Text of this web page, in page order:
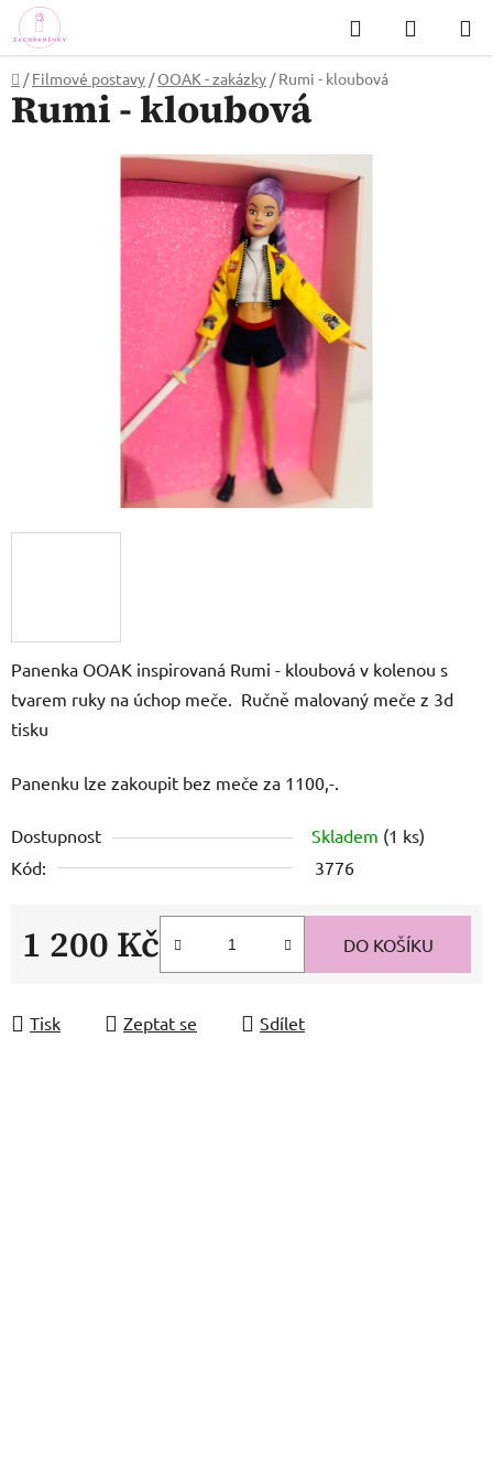
Přejít
na
obsah
Hledat
KOŠÍK
Domů
/ Filmové postavy / OOAK - zakázky / Rumi - kloubová
Panenka OOAK inspirovaná Rumi - kloubová v kolenou s
tvarem ruky na úchop meče. Ručně malovaný meče z 3d
tisku
Panenku lze zakoupit bez meče za 1100,-.
Dostupnost Skladem (1 ks)
Kód:
3776
1 200 Kč DO KOŠÍKU
Tisk Zeptat se Sdílet
Rumi - kloubová